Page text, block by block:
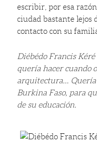
escribir, por esa
ciudad bastante lejos
contacto con su
Diébédo Francis
quería hacer cuando
arquitectura… Quería
Burkina Faso, para
de su educación.